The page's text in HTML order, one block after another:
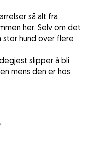
så alt fra
her. Selv om det
stor hund over flere
slipper å bli
mens den er hos